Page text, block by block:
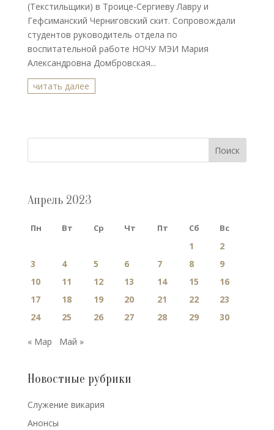
(Текстильщики) в Троице-Сергиеву Лавру и
Гефсиманский Черниговский скит. Сопровождали
студентов руководитель отдела по
воспитательной работе НОЧУ МЭИ Мария
Александровна Домбровская...
читать далее
Поиск
Апрель 2023
Пн Вт Ср Чт Пт Сб Вс
1
2
3
4 5 6 7 8
9
10
11 12 13 14 15
16
17
18 19 20 21 22
23
24
25 26 27 28 29 30
« Мар Май »
Новостные рубрики
Cлужение викария
Анонсы